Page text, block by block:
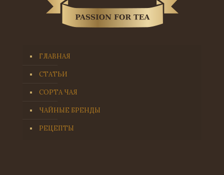
ГЛАВНАЯ
СТАТЬИ
СОРТА ЧАЯ
ЧАЙНЫЕ БРЕНДЫ
РЕЦЕПТЫ